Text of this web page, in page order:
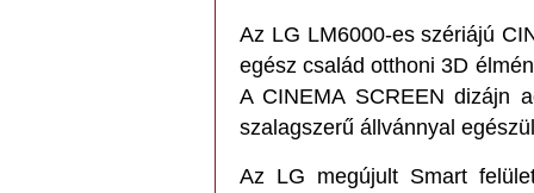
Az LG LM6000-es szériájú
egész család otthoni 3D
A CINEMA SCREEN dizájn
szalagszerű állvánnyal
Az LG megújult Smart